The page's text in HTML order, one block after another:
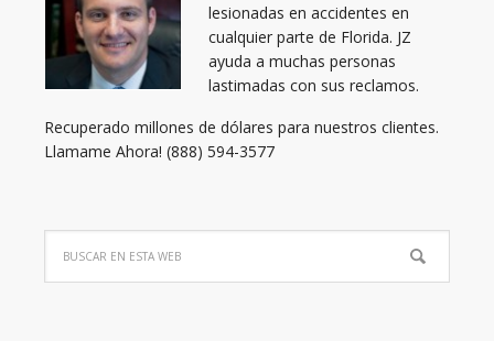
lesionadas en accidentes en
cualquier parte de Florida. JZ
ayuda a muchas personas
lastimadas con sus reclamos.
Recuperado millones de dólares para nuestros clientes.
Llamame Ahora! (888) 594-3577